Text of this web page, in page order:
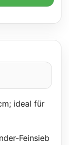
ideal für
Feinsieb